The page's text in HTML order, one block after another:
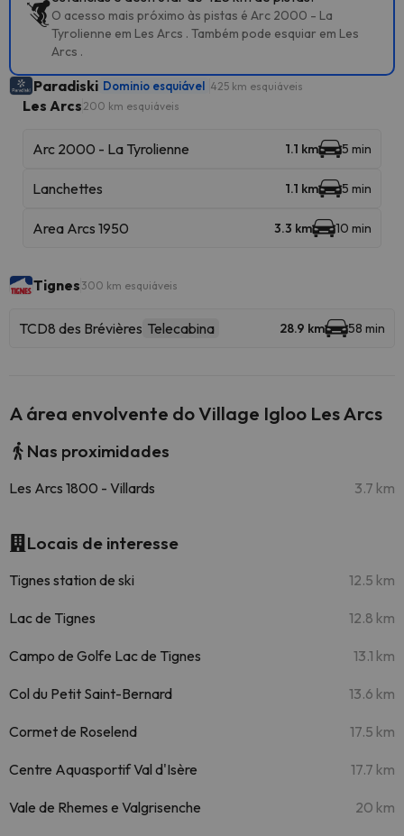
O acesso mais próximo às pistas é Arc 2000 - La
Tyrolienne em Les Arcs . Também pode esquiar em Les
Arcs .
Paradiski Dominio esquiável 425 km esquiáveis
Les Arcs 200 km esquiáveis
Arc 2000 - La Tyrolienne 1.1 km 5 min
Lanchettes 1.1 km 5 min
Area Arcs 1950 3.3 km 10 min
Tignes 300 km esquiáveis
TCD8 des Brévières Telecabina 28.9 km 58 min
A área envolvente do Village Igloo Les Arcs
Nas proximidades
Les Arcs 1800 - Villards 3.7 km
Locais de interesse
Tignes station de ski 12.5 km
Lac de Tignes 12.8 km
Campo de Golfe Lac de Tignes 13.1 km
Col du Petit Saint-Bernard 13.6 km
Cormet de Roselend 17.5 km
Centre Aquasportif Val d'Isère 17.7 km
Vale de Rhemes e Valgrisenche 20 km